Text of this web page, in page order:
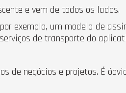
e vem de todos os lados.
exemplo, um modelo de
de transporte do
de negócios e projetos. É